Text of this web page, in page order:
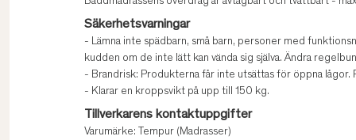
Säkerhetsvarningar
- Lämna inte spädbarn, små barn, personer med
kudden om de inte lätt kan vända sig själva. Ändra
- Brandrisk: Produkterna får inte utsättas för öppna lågor.
- Klarar en kroppsvikt på upp till 150 kg.
Tillverkarens kontaktuppgifter
Varumärke: Tempur (Madrasser)